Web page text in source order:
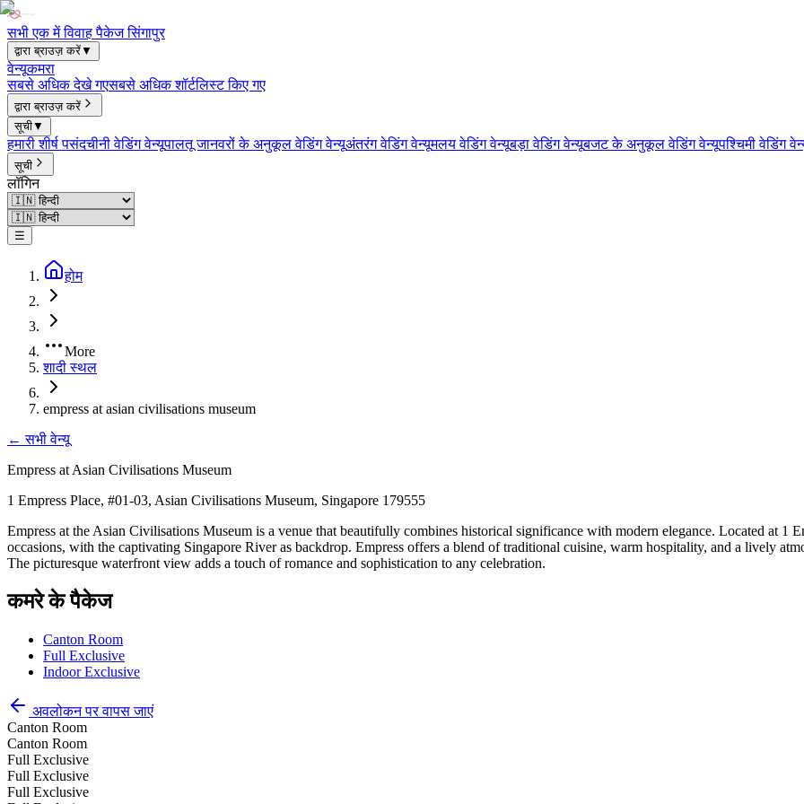
सभी एक में विवाह पैकेज सिंगापुर
द्वारा ब्राउज़ करें▼
वेन्यूकमरा
सबसे अधिक देखे गएसबसे अधिक शॉर्टलिस्ट किए गए
द्वारा ब्राउज़ करें
सूची▼
हमारी शीर्ष पसंदचीनी वेडिंग वेन्यूपालतू जानवरों के अनुकूल वेडिंग वेन्यूअंतरंग वेडिंग वेन्यूमलय वेडिंग वेन्यूबड़ा वेडिंग वेन्यूबजट के अनुकूल वेडिंग वेन्यूपश्चिमी वेडिंग
सूची
लॉगिन
☰
होम
More
शादी स्थल
empress at asian civilisations museum
←सभी वेन्यू
Empress at Asian Civilisations Museum
1 Empress Place, #01-03, Asian Civilisations Museum, Singapore 179555
Empress at the Asian Civilisations Museum is a venue that beautifully combines historical significance with modern elegance. Located at 1
occasions, with the captivating Singapore River as backdrop. Empress offers a blend of traditional cuisine, warm hospitality, and a lively
The picturesque waterfront view adds a touch of romance and sophistication to any celebration.
कमरे के पैकेज
Canton Room
Full Exclusive
Indoor Exclusive
अवलोकन पर वापस जाएं
Canton Room
Canton Room
Full Exclusive
Full Exclusive
Full Exclusive